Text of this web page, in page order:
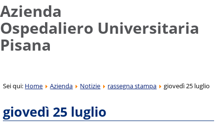
Azienda
Ospedaliero Universitaria
Pisana
Sei qui: Home Azienda Notizie rassegna stampa giovedì 25 luglio
giovedì 25 luglio